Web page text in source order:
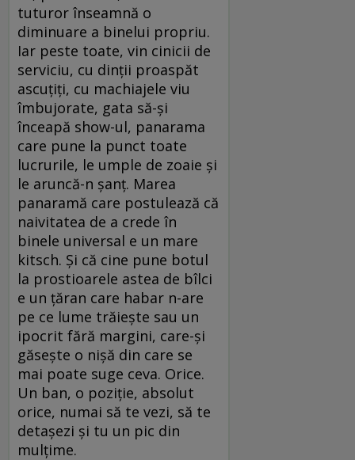
tuturor înseamnă o
diminuare a binelui propriu.
Iar peste toate, vin cinicii de
serviciu, cu dinţii proaspăt
ascuţiţi, cu machiajele viu
îmbujorate, gata să-şi
înceapă show-ul, panarama
care pune la punct toate
lucrurile, le umple de zoaie şi
le aruncă-n şanţ. Marea
panaramă care postulează că
naivitatea de a crede în
binele universal e un mare
kitsch. Şi că cine pune botul
la prostioarele astea de bîlci
e un ţăran care habar n-are
pe ce lume trăieşte sau un
ipocrit fără margini, care-şi
găseşte o nişă din care se
mai poate suge ceva. Orice.
Un ban, o poziţie, absolut
orice, numai să te vezi, să te
detaşezi şi tu un pic din
mulţime.